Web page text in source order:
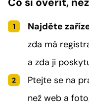
Najděte
zda má
a zda ji
Ptejte se na
než web a